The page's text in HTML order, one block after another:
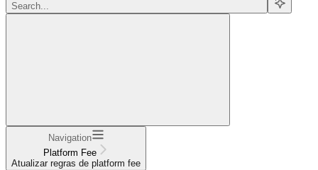
Search...
Navigation
Platform Fee
Atualizar regras de platform fee